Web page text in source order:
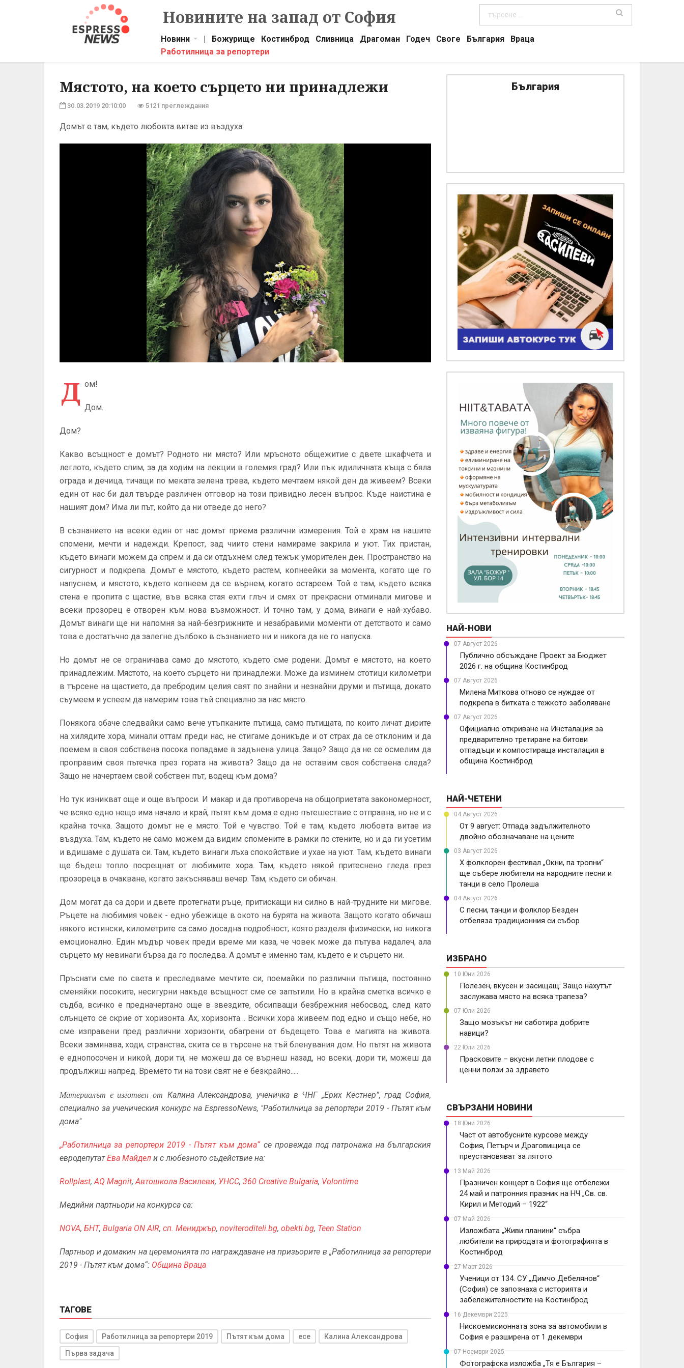
Новините на запад от София
Новини | Божурище Костинброд Сливница Драгоман Годеч Своге България
Враца
Работилница за репортери
Мястото, на което сърцето ни принадлежи
30.03.2019 20:10:00 5121 преглеждания
Домът е там, където любовта витае из въздуха.
Д ом!
Дом.
Дом?
Какво всъщност е домът? Родното ни място? Или мръсното общежитие с двете шкафчета и
леглото, където спим, за да ходим на лекции в големия град? Или пък идиличната къща с бяла
ограда и дечица, тичащи по меката зелена трева, където мечтаем някой ден да живеем? Всеки
един от нас би дал твърде различен отговор на този привидно лесен въпрос. Къде наистина е
нашият дом? Има ли път, който да ни отведе до него?
В съзнанието на всеки един от нас домът приема различни измерения. Той е храм на нашите
спомени, мечти и надежди. Крепост, зад чиито стени намираме закрила и уют. Тих пристан,
където винаги можем да спрем и да си отдъхнем след тежък уморителен ден. Пространство на
сигурност и подкрепа. Домът е мястото, където растем, копнеейки за момента, когато ще го
напуснем, и мястото, където копнеем да се върнем, когато остареем. Той е там, където всяка
стена е пропита с щастие, във всяка стая ехти глъч и смях от прекрасни отминали мигове и
всеки прозорец е отворен към нова възможност. И точно там, у дома, винаги е най-хубаво.
Домът винаги ще ни напомня за най-безгрижните и незабравими моменти от детството и само
това е достатъчно да залегне дълбоко в съзнанието ни и никога да не го напуска.
Но домът не се ограничава само до мястото, където сме родени. Домът е мястото, на което
принадлежим. Мястото, на което сърцето ни принадлежи. Може да изминем стотици километри
в търсене на щастието, да пребродим целия свят по знайни и незнайни друми и пътища, докато
съумеем и успеем да намерим това тъй специално за нас място.
Понякога обаче следвайки само вече утъпканите пътища, само пътищата, по които личат дирите
на хилядите хора, минали оттам преди нас, не стигаме доникъде и от страх да се отклоним и да
поемем в своя собствена посока попадаме в задънена улица. Защо? Защо да не се осмелим да
проправим своя пътечка през гората на живота? Защо да не оставим своя собствена следа?
Защо не начертаем свой собствен път, водещ към дома?
Но тук изникват още и още въпроси. И макар и да противореча на общоприетата закономерност,
че всяко едно нещо има начало и край, пътят към дома е едно пътешествие с отправна, но не и с
крайна точка. Защото домът не е място. Той е чувство. Той е там, където любовта витае из
въздуха. Там, където не само можем да видим спомените в рамки по стените, но и да ги усетим
и вдишаме с душата си. Там, където винаги лъха спокойствие и ухае на уют. Там, където винаги
ще бъдеш топло посрещнат от любимите хора. Там, където някой притеснено гледа през
прозореца в очакване, когато закъсняваш вечер. Там, където си обичан.
Дом могат да са дори и двете протегнати ръце, притискащи ни силно в най-трудните ни мигове.
Ръцете на любимия човек - едно убежище в окото на бурята на живота. Защото когато обичаш
някого истински, километрите са само досадна подробност, която разделя физически, но никога
емоционално. Един мъдър човек преди време ми каза, че човек може да пътува надалеч, ала
сърцето му невинаги бърза да го последва. А домът е именно там, където е и сърцето ни.
Пръснати сме по света и преследваме мечтите си, поемайки по различни пътища, постоянно
сменяйки посоките, несигурни накъде всъщност сме се запътили. Но в крайна сметка всичко е
съдба, всичко е предначертано още в звездите, обсипващи безбрежния небосвод, след като
слънцето се скрие от хоризонта. Ах, хоризонта… Всички хора живеем под едно и също небе, но
сме изправени пред различни хоризонти, обагрени от бъдещето. Това е магията на живота.
Всеки заминава, ходи, странства, скита се в търсене на тъй бленувания дом. Но пътят на живота
е еднопосочен и никой, дори ти, не можеш да се върнеш назад, но всеки, дори ти, можеш да
продължиш напред. Времето ти на този свят не е безкрайно.....
Материалът е изготвен от Калина Александрова, ученичка в ЧНГ „Ерих Кестнер”, град София,
специално за ученическия конкурс на EspressoNews, "Работилница за репортери 2019 - Пътят към
дома"
„Работилница за репортери 2019 - Пътят към дома“се провежда под патронажа на българския
евродепутатЕва Майдел и с любезното съдействие на:
Rollplast,AQ Magnit,Автошкола Василеви, УНСС, 360 Creative Bulgaria, Volontime
Медийни партньори на конкурса са:
NOVA, БНТ, Bulgaria ON AIR, сп. Мениджър, noviteroditeli.bg, obekti.bg, Teen Station
Партньор и домакин на церемонията по награждаване на призьорите в „Работилница за репортери
2019 - Пътят към дома“: Община Враца
ТАГОВЕ
София Работилница за репортери 2019 Пътят към дома есе Калина Александрова
Първа задача
България
НАЙ-НОВИ
07 Август 2026
Публично обсъждане Проект за Бюджет
2026 г. на община Костинброд
07 Август 2026
Милена Миткова отново се нуждае от
подкрепа в битката с тежкото заболяване
07 Август 2026
Официално откриване на Инсталация за
предварително третиране на битови
отпадъци и компостираща инсталация в
община Костинброд
НАЙ-ЧЕТЕНИ
04 Август 2026
От 9 август: Отпада задължителното
двойно обозначаване на цените
03 Август 2026
X фолклорен фестивал „Окни, па тропни“
ще събере любители на народните песни и
танци в село Пролеша
04 Август 2026
С песни, танци и фолклор Безден
отбеляза традиционния си събор
ИЗБРАНО
10 Юни 2026
Полезен, вкусен и засищащ: Защо нахутът
заслужава място на всяка трапеза?
07 Юли 2026
Защо мозъкът ни саботира добрите
навици?
22 Юли 2026
Прасковите – вкусни летни плодове с
ценни ползи за здравето
СВЪРЗАНИ НОВИНИ
18 Юни 2026
Част от автобусните курсове между
София, Петърч и Драговищица се
преустановяват за лятото
13 Май 2026
Празничен концерт в София ще отбележи
24 май и патронния празник на НЧ „Св. св.
Кирил и Методий – 1922“
07 Май 2026
Изложбата „Живи планини“ събра
любители на природата и фотографията в
Костинброд
27 Март 2026
Ученици от 134. СУ „Димчо Дебелянов“
(София) се запознаха с историята и
забележителностите на Костинброд
16 Декември 2025
Нискоемисионната зона за автомобили в
София е разширена от 1 декември
07 Ноември 2025
Фотографска изложба „Тя е България –